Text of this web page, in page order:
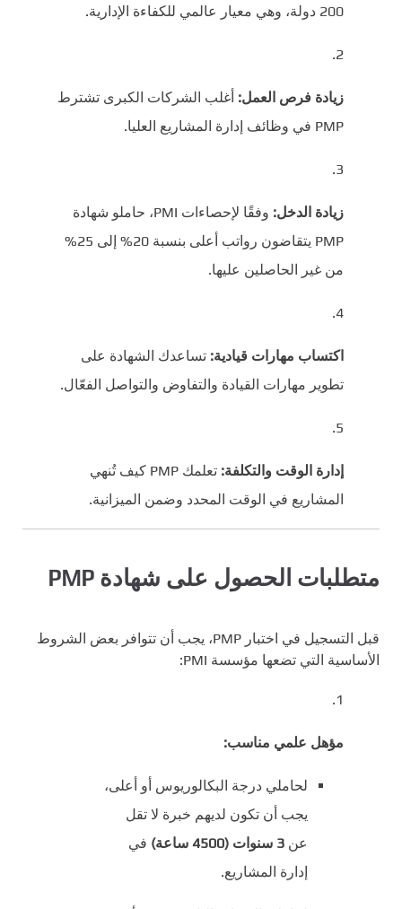
200 دولة، وهي معيار عالمي للكفاءة الإدارية.
زيادة فرص العمل: أغلب الشركات الكبرى تشترط
PMP في وظائف إدارة المشاريع العليا.
زيادة الدخل:
وفقًا لإحصاءات PMI، حاملو شهادة
PMP يتقاضون رواتب أعلى بنسبة 20% إلى 25%
من غير الحاصلين عليها.
اكتساب مهارات قيادية: تساعدك الشهادة على
تطوير مهارات القيادة والتفاوض والتواصل الفعّال.
إدارة الوقت والتكلفة:
تعلمك PMP كيف تُنهي
المشاريع في الوقت المحدد وضمن الميزانية.
متطلبات الحصول على شهادة PMP
قبل التسجيل في اختبار PMP، يجب أن تتوافر بعض الشروط
الأساسية التي تضعها مؤسسة PMI:
مؤهل علمي مناسب:
لحاملي درجة البكالوريوس أو أعلى،
يجب أن تكون لديهم خبرة لا تقل
عن 3 سنوات (4500 ساعة)
في
إدارة المشاريع.